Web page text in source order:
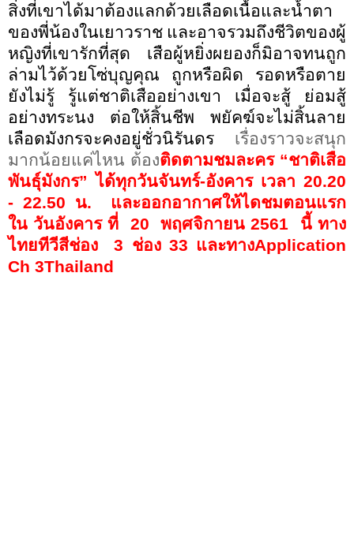
สิ่งที่เขาได้มาต้องแลกด้วยเลือดเนื้อและน้ำตา
ของพี่น้องในเยาวราช และอาจรวมถึงชีวิตของผู้
หญิงที่เขารักที่สุด เสือผู้หยิ่งผยองก็มิอาจทนถูก
ล่ามไว้ด้วยโซ่บุญคุณ ถูกหรือผิด รอดหรือตาย
ยังไม่รู้ รู้แต่ชาติเสืออย่างเขา เมื่อจะสู้ ย่อมสู้
อย่างทระนง
ต่อให้สิ้นชีพ พยัคฆ์จะไม่สิ้นลาย
เลือดมังกรจะคงอยู่ชั่วนิรันดร
เรื่องราวจะสนุก
มากน้อยแค่ไหน ต้องติดตามชมละคร “ชาติเสือ
พันธุ์มังกร”ได้ทุกวันจันทร์-อังคาร เวลา 20.20
- 22.50 น.
และออกอากาศให้ไดชมตอนแรก
ใน วันอังคาร ที่
20 พฤศจิกายน 2561
นี้ ทาง
ไทยทีวีสีช่อง
3 ช่อง 33 และทางApplication
Ch 3Thailand